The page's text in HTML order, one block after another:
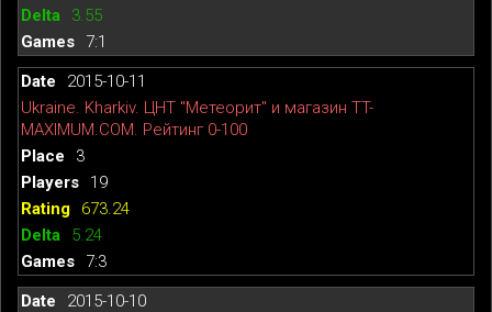
3.55
7:1
2015-10-11
Ukraine. Kharkiv. ЦНТ ''Метеорит'' и магазин TT-
MAXIMUM.COM. Рейтинг 0-100
3
19
673.24
5.24
7:3
2015-10-10